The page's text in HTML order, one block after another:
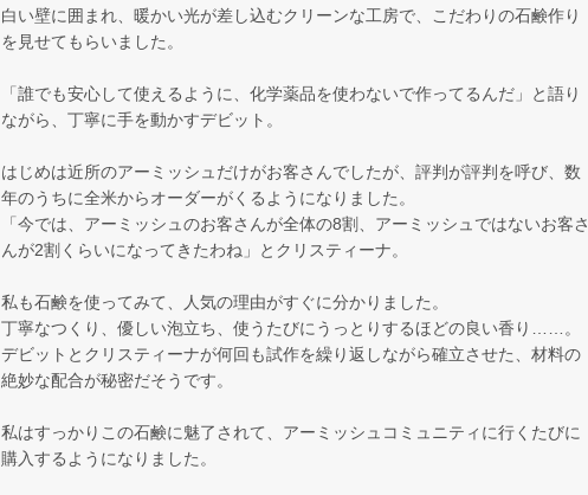
白い壁に囲まれ、暖かい光が差し込むクリーンな工房で、こだわりの石鹸作り
を見せてもらいました。
「誰でも安心して使えるように、化学薬品を使わないで作ってるんだ」と語り
ながら、丁寧に手を動かすデビット。
はじめは近所のアーミッシュだけがお客さんでしたが、評判が評判を呼び、数
年のうちに全米からオーダーがくるようになりました。
「今では、アーミッシュのお客さんが全体の8割、アーミッシュではないお客さ
んが2割くらいになってきたわね」とクリスティーナ。
私も石鹸を使ってみて、人気の理由がすぐに分かりました。
丁寧なつくり、優しい泡立ち、使うたびにうっとりするほどの良い香り……。
デビットとクリスティーナが何回も試作を繰り返しながら確立させた、材料の
絶妙な配合が秘密だそうです。
私はすっかりこの石鹸に魅了されて、アーミッシュコミュニティに行くたびに
購入するようになりました。